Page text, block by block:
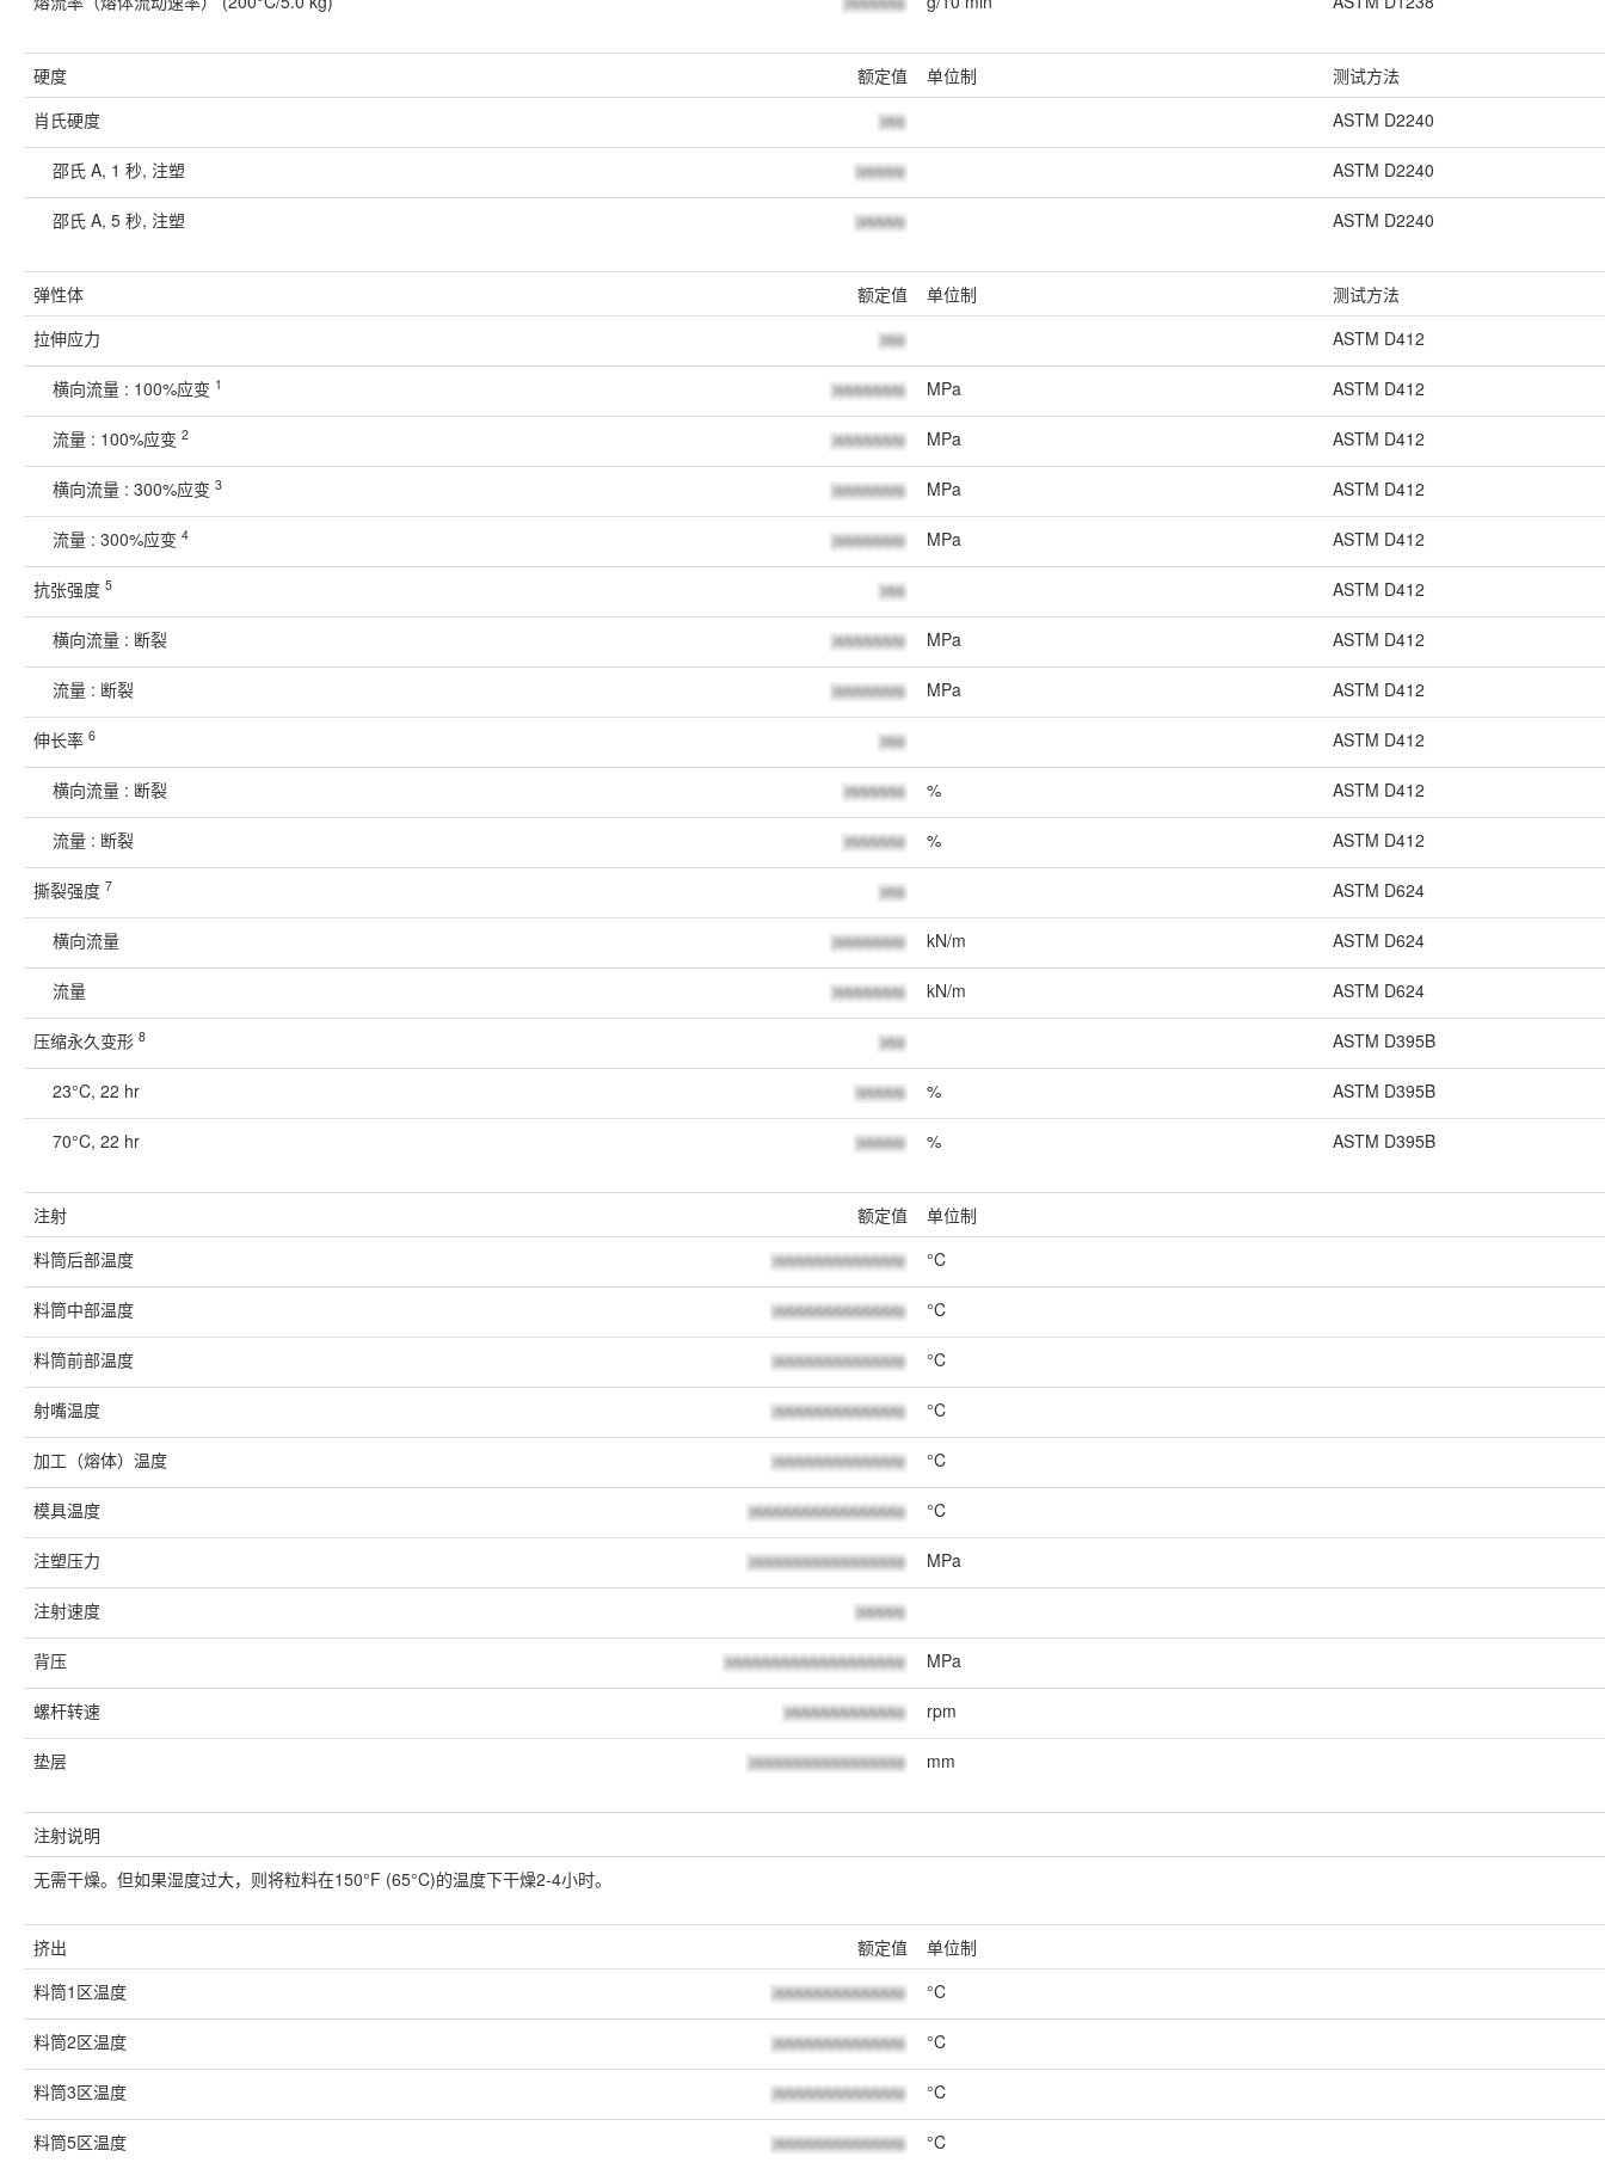
硬度 额定值 单位制
测试方法
肖氏硬度
ASTM D2240
邵氏 A, 1 秒, 注塑 ASTM D2240
邵氏 A, 5 秒, 注塑 ASTM D2240
弹性体 额定值 单位制
测试方法
拉伸应力
ASTM D412
横向流量 : 100%应变 1 MPa ASTM D412
流量 : 100%应变 2 MPa ASTM D412
横向流量 : 300%应变 3 MPa ASTM D412
流量 : 300%应变 4 MPa ASTM D412
抗张强度 5 ASTM D412
横向流量 : 断裂 MPa ASTM D412
流量 : 断裂 MPa ASTM D412
伸长率 6 ASTM D412
横向流量 : 断裂 % ASTM D412
流量 : 断裂 % ASTM D412
撕裂强度 7 ASTM D624
横向流量 kN/m ASTM D624
流量 kN/m ASTM D624
压缩永久变形 8 ASTM D395B
23°C, 22 hr % ASTM D395B
70°C, 22 hr % ASTM D395B
注射 额定值
单位制
料筒后部温度
°C
料筒中部温度 °C
料筒前部温度 °C
射嘴温度 °C
加工（熔体）温度 °C
模具温度 °C
注塑压力 MPa
注射速度
背压 MPa
螺杆转速 rpm
垫层 mm
注射说明
无需干燥。但如果湿度过大，则将粒料在150°F (65°C)的温度下干燥2-4小时。
挤出 额定值
单位制
料筒1区温度
°C
料筒2区温度 °C
料筒3区温度 °C
料筒5区温度 °C